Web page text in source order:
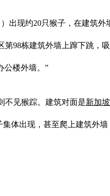
出现约20只猴子，在建筑外
98栋建筑外墙上蹿下跳，
公楼外墙。”
不见猴踪。建筑对面是新加
体出现，甚至爬上建筑外墙